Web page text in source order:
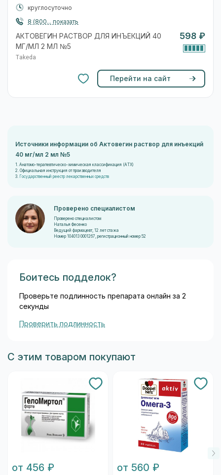
круглосуточно
8 (800... показать
АКТОВЕГИН РАСТВОР ДЛЯ ИНЪЕКЦИЙ 40
МГ/МЛ 2 МЛ №5
Takeda
598 ₽
Перейти на сайт
Источники информации об Актовегин раствор для инъекций
40 мг/мл 2 мл №5
1. Анатомо-терапевтическо-химическая классификация (ATX)
2. Официальная инструкция от производителя
3.
Государственный реестр лекарственных средств
Проверено специалистом
Проверено специалистом
Наталья Фесенко
Ведущий фармацевт, 12 лет стажа
Номер 104013 0001267, регистрационный номер 52
Боитесь подделок?
Проверьте подлинность препарата онлайн за 2
секунды
Проверить подлинность
С этим товаром покупают
от 456 ₽ от 560 ₽